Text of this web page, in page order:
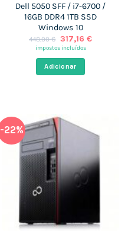
Dell 5050 SFF / i7-6700 /
16GB DDR4 1TB SSD
Windows 10
448,00€ O
preço
era:
448,00 €.
317,16 €O
impostos incluídos
Adicionar
-22%